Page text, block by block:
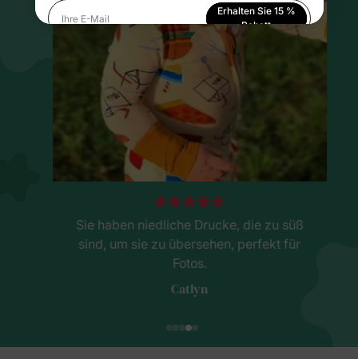
Sie haben niedliche Drucke, die zu süß
sind, um sie zu übersehen, perfekt für
Fotos.
Catlyn
Ihre E-Mail
Erhalten Sie 15 %
Rabatt
Indem Sie sich anmelden, stimmen Sie unserer
Datenschutzerklärung